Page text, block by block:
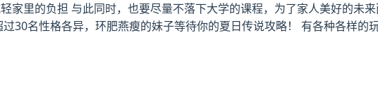
家里的负担 与此同时，也要尽量不落下大学的课程，为了家人美好的
30名性格各异，环肥燕瘦的妹子等待你的夏日传说攻略！ 有各种各样的